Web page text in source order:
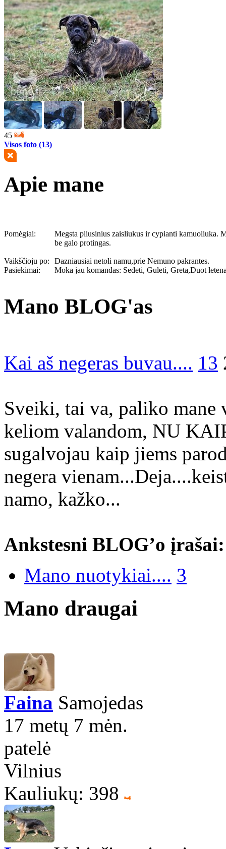
45
Visos foto (13)
Apie mane
Pomėgiai:
Megsta pliusinius zaisliukus ir cypianti kamuoliuka.
be galo protingas.
Vaikščioju po:
Dazniausiai netoli namu,prie Nemuno pakrantes.
Pasiekimai:
Moka jau komandas: Sedeti, Guleti, Greta,Duot
Mano BLOG'as
Kai aš negeras buvau.... 13
Sveiki, tai va, paliko mane
keliom valandom, NU
sugalvojau kaip jiems
negera
namo, kažko...
Ankstesni BLOG’o įrašai:
Mano nuotykiai.... 3
Mano draugai
Faina Samojedas
17 metų 7 mėn.
patelė
Vilnius
Kauliukų: 398